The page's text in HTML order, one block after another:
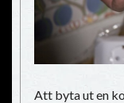
Att byta ut en